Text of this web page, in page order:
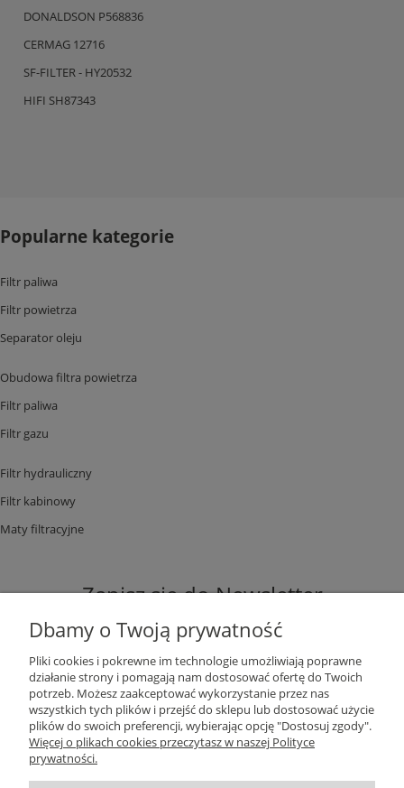
DONALDSON P568836
CERMAG 12716
SF-FILTER - HY20532
HIFI SH87343
Popularne kategorie
Filtr paliwa
Filtr powietrza
Separator oleju
Obudowa filtra powietrza
Filtr paliwa
Filtr gazu
Filtr hydrauliczny
Filtr kabinowy
Maty filtracyjne
Zapisz się do Newsletter
ZAPISZ SIĘ
Dbamy o Twoją prywatność
Pliki cookies i pokrewne im technologie umożliwiają poprawne
działanie strony i pomagają nam dostosować ofertę do Twoich
potrzeb. Możesz zaakceptować wykorzystanie przez nas
wszystkich tych plików i przejść do sklepu lub dostosować użycie
plików do swoich preferencji, wybierając opcję "Dostosuj zgody".
Więcej o plikach cookies przeczytasz w naszej Polityce
prywatności.